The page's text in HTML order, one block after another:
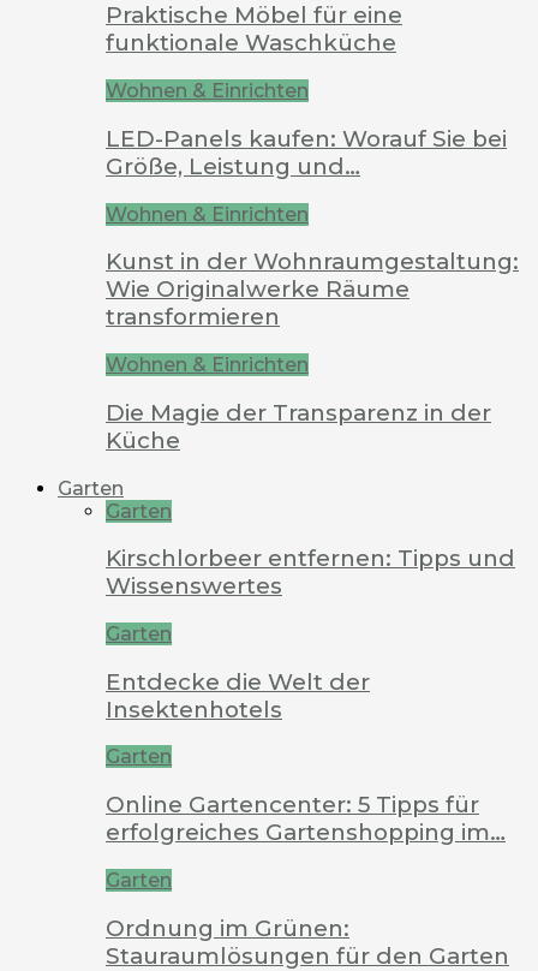
Praktische Möbel für eine
funktionale Waschküche
Wohnen & Einrichten
LED-Panels kaufen: Worauf Sie bei
Größe, Leistung und…
Wohnen & Einrichten
Kunst in der Wohnraumgestaltung:
Wie Originalwerke Räume
transformieren
Wohnen & Einrichten
Die Magie der Transparenz in der
Küche
Garten
Garten
Kirschlorbeer entfernen: Tipps und
Wissenswertes
Garten
Entdecke die Welt der
Insektenhotels
Garten
Online Gartencenter: 5 Tipps für
erfolgreiches Gartenshopping im…
Garten
Ordnung im Grünen:
Stauraumlösungen für den Garten